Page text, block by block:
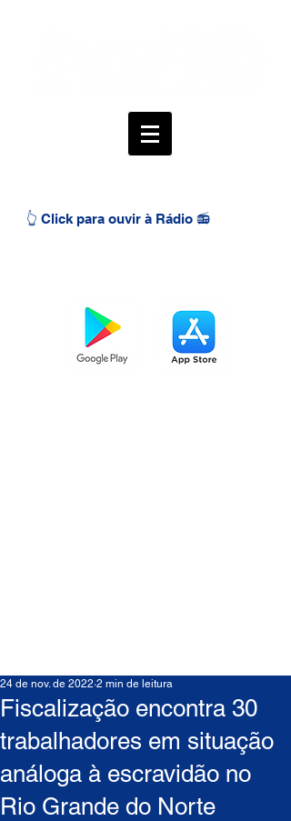
👆 Click para ouvir à Rádio 📻
Fiscalização encontra 30
trabalhadores em situação
análoga à escravidão no
Rio Grande do Norte
24 de nov. de 2022 2 min de leitura